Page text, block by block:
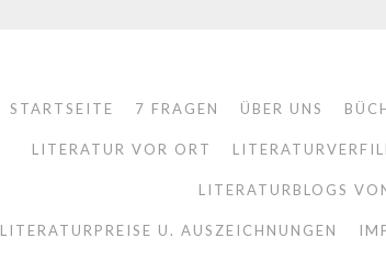
STARTSEITE 7 FRAGEN ÜBER UNS
LITERATUR VOR ORT
LITERATURBLOGS
LITERATURPREISE U. AUSZEICHNUNGEN